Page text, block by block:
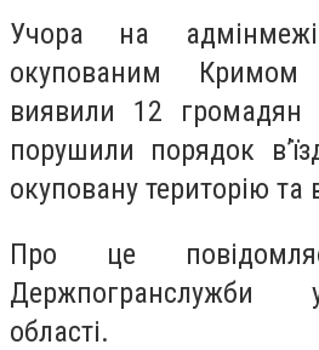
Учора на
окупованим Кримом
виявили 12 громадян
порушили порядок
окуповану територію та
Про це
Держпогранслужби
області.